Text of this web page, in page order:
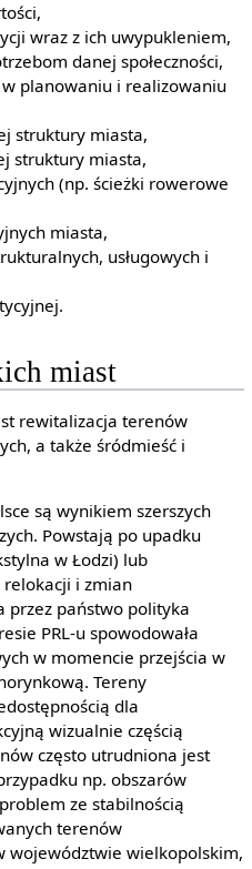
wraz z ich uwypukleniem,
danej społeczności,
w planowaniu i realizowaniu
struktury miasta,
struktury miasta,
(np. ścieżki rowerowe
miasta,
usługowych i
miast
rewitalizacja terenów
a także śródmieść i
są wynikiem szerszych
Powstają po upadku
w Łodzi) lub
relokacji i zmian
przez państwo polityka
PRL-u spowodowała
w momencie przejścia w
Tereny
dla
wizualnie częścią
często utrudniona jest
np. obszarów
ze stabilnością
terenów
województwie wielkopolskim,